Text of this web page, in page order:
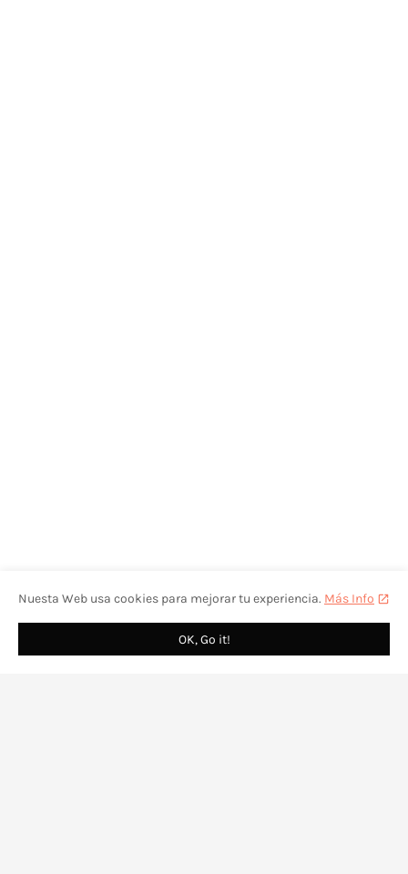
Nuesta Web usa cookies para mejorar tu experiencia. Más Info
OK, Go it!